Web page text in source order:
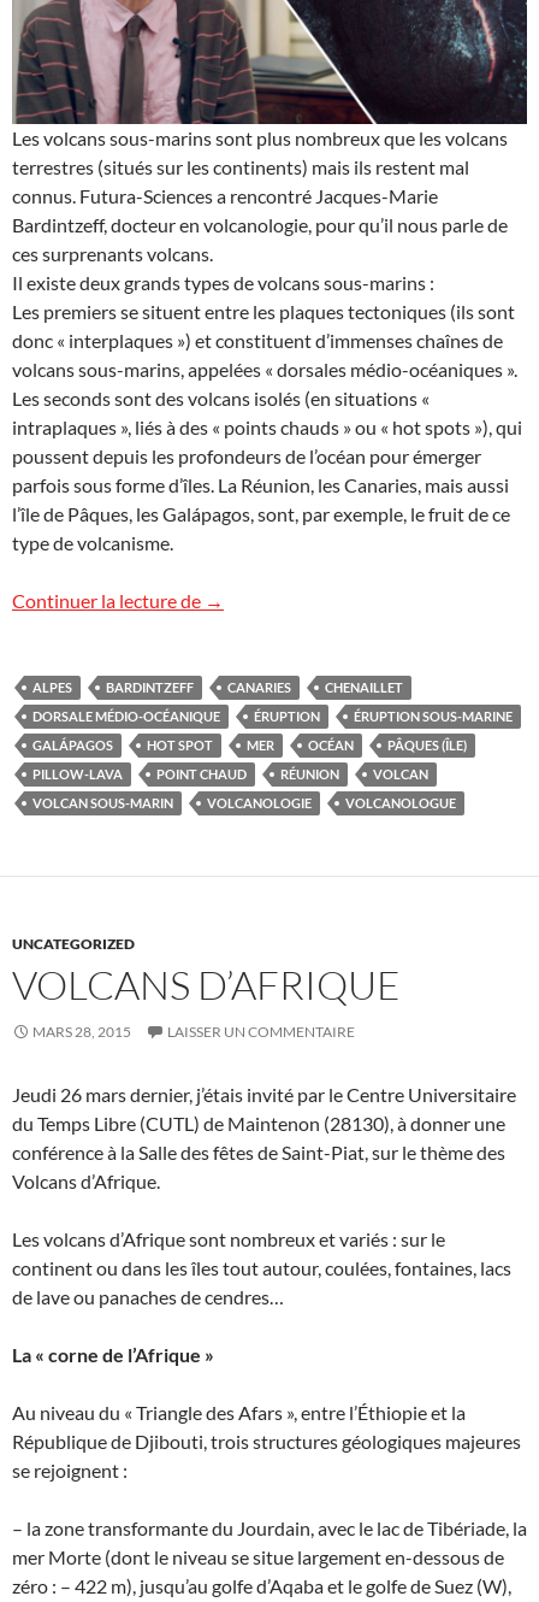
Les volcans sous-marins sont plus nombreux que les volcans
terrestres (situés sur les continents) mais ils restent mal
connus. Futura-Sciences a rencontré Jacques-Marie
Bardintzeff, docteur en volcanologie, pour qu’il nous parle de
ces surprenants volcans.
Il existe deux grands types de volcans sous-marins :
Les premiers se situent entre les plaques tectoniques (ils sont
donc « interplaques ») et constituent d’immenses chaînes de
volcans sous-marins, appelées « dorsales médio-océaniques ».
Les seconds sont des volcans isolés (en situations «
intraplaques », liés à des « points chauds » ou « hot spots »), qui
poussent depuis les profondeurs de l’océan pour émerger
parfois sous forme d’îles. La Réunion, les Canaries, mais aussi
l’île de Pâques, les Galápagos, sont, par exemple, le fruit de ce
type de volcanisme.
Continuer la lecture de Vidéo : les mystérieux volcans sous-
→
ALPES BARDINTZEFF CANARIES
CHENAILLET
DORSALE MÉDIO-OCÉANIQUE
ÉRUPTION
ÉRUPTION SOUS-MARINE
GALÁPAGOS
HOT SPOT MER OCÉAN
PÂQUES (ÎLE)
PILLOW-LAVA
POINT CHAUD RÉUNION
VOLCAN
VOLCAN SOUS-MARIN
VOLCANOLOGIE VOLCANOLOGUE
UNCATEGORIZED
VOLCANS D’AFRIQUE
MARS 28, 2015 LAISSER UN COMMENTAIRE
Jeudi 26 mars dernier, j’étais invité par le Centre Universitaire
du Temps Libre (CUTL) de Maintenon (28130), à donner une
conférence à la Salle des fêtes de Saint-Piat, sur le thème des
Volcans d’Afrique.
Les volcans d’Afrique sont nombreux et variés : sur le
continent ou dans les îles tout autour, coulées, fontaines, lacs
de lave ou panaches de cendres…
La « corne de l’Afrique »
Au niveau du « Triangle des Afars », entre l’Éthiopie et la
République de Djibouti, trois structures géologiques majeures
se rejoignent :
– la zone transformante du Jourdain, avec le lac de Tibériade, la
mer Morte (dont le niveau se situe largement en-dessous de
zéro : – 422 m), jusqu’au golfe d’Aqaba et le golfe de Suez (W),